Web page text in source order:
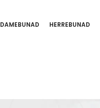
DAMEBUNAD HERREBUNAD